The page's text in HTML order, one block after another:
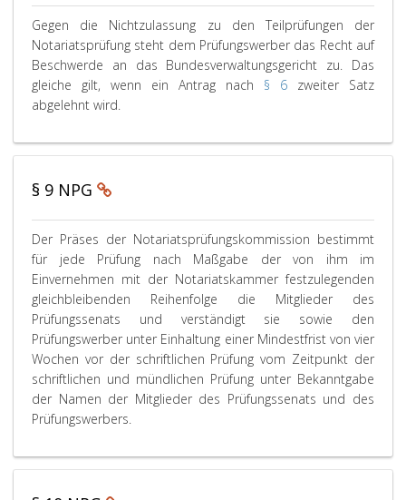
g
m
ä
ß
r
p
1
3
4
,
b
s
z
e
n
T
i
r
ü
e
n
k
a
n
n
j
e
w
e
s
r
a
g
a
u
u
u
n
g
z
u
d
e
n
T
l
P
a
r
g
r
p
8
Gegen die Nichtzulassung zu den Teilprüfungen der
Notariatsprüfung steht dem Prüfungswerber das Recht auf
Beschwerde an das Bundesverwaltungsgericht zu. Das
gleiche gilt, wenn ein Antrag nach § 6 zweiter Satz
abgelehnt wird.
g
i
e
N
c
t
z
u
l
a
s
§ 9 NPG
P
a
r
g
r
a
p
h
9
,
Der Präses der Notariatsprüfungskommission bestimmt
für jede Prüfung nach Maßgabe der von ihm im
Einvernehmen mit der Notariatskammer festzulegenden
gleichbleibenden Reihenfolge die Mitglieder des
Prüfungssenats und verständigt sie sowie den
Prüfungswerber unter Einhaltung einer Mindestfrist von vier
Wochen vor der schriftlichen Prüfung vom Zeitpunkt der
schriftlichen und mündlichen Prüfung unter Bekanntgabe
der Namen der Mitglieder des Prüfungssenats und des
Prüfungswerbers.